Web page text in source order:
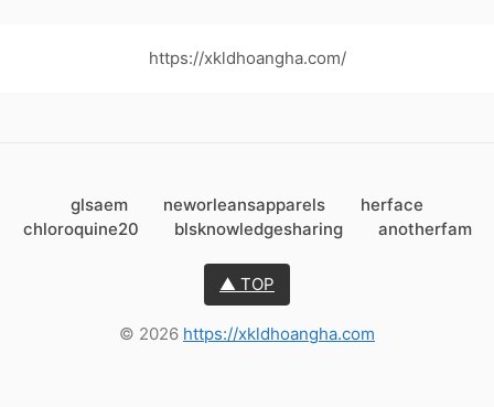
https://xkldhoangha.com/
glsaem neworleansapparels
herface
chloroquine20
blsknowledgesharing anotherfam
▲ TOP
© 2026 https://xkldhoangha.com